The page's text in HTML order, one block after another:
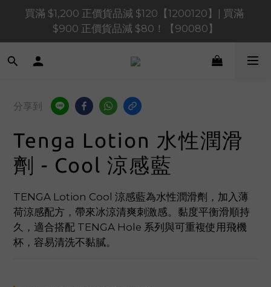
買滿 $1,200 正價貨品減 $120【1200120】| 買滿
$900 正價貨品減 $80！【90080】
買滿 $1,200 正價貨品減 $120【1200120】| 買滿
$900 正價貨品減 $80！【90080】
買滿 $600 正價貨品減 $40【60040】| 買滿 $400 正
📢 系統維護通知 – SHOPLINE Payments FPS將於
2026 年 8 月 9 日（日）凌晨 01:00 至 11:00 暫停交易
買滿 $1,200 正價貨品減 $120【1200120】| 買滿
$900 正價貨品減 $80！【90080】
分享到
Tenga Lotion 水性潤滑
劑 - Cool 涼感藍
TENGA Lotion Cool 涼感藍為水性潤滑劑，加入薄
荷涼感配方，帶來冰涼清爽刺激感。黏度平衡滑順持
久，適合搭配 TENGA Hole 系列與可重複使用飛機
杯，容易清洗不黏膩。